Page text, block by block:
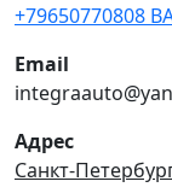
+79650770808
Email
Адрес
Санкт-